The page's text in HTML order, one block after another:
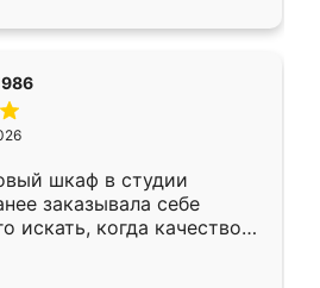
шкаф в студии
заказывала себе
искать, когда качеством
Служит кухня уже почти
нет.